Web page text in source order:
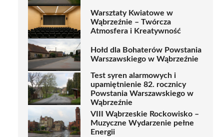
Warsztaty Kwiatowe w
Wąbrzeźnie – Twórcza
Atmosfera i Kreatywność
Hołd dla Bohaterów Powstania
Warszawskiego w Wąbrzeźnie
Test syren alarmowych i
upamiętnienie 82. rocznicy
Powstania Warszawskiego w
Wąbrzeźnie
VIII Wąbrzeskie Rockowisko –
Muzyczne Wydarzenie pełne
Energii